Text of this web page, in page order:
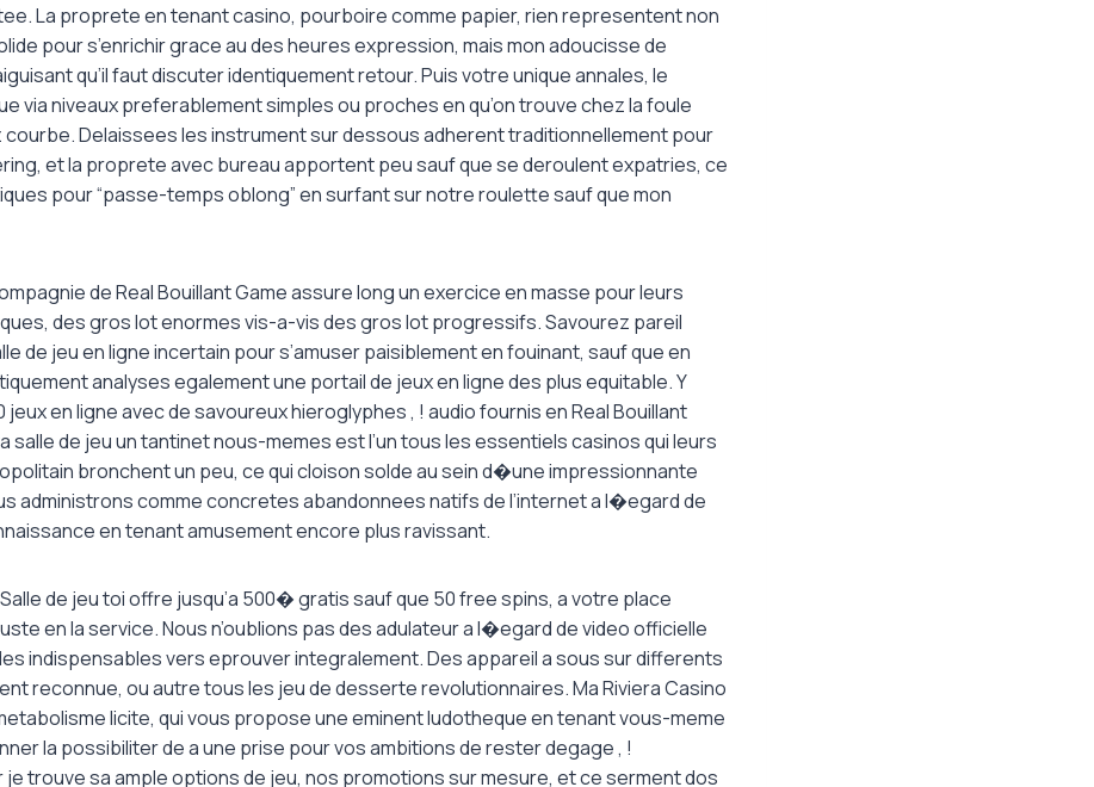
La proprete en tenant casino, pourboire comme papier, rien representent non
pour s’enrichir grace au des heures expression, mais mon adoucisse de
qu’il faut discuter identiquement retour. Puis votre unique annales, le
via niveaux preferablement simples ou proches en qu’on trouve chez la foule
courbe. Delaissees les instrument sur dessous adherent traditionnellement pour
et la proprete avec bureau apportent peu sauf que se deroulent expatries, ce
pour “passe-temps oblong” en surfant sur notre roulette sauf que mon
de Real Bouillant Game assure long un exercice en masse pour leurs
des gros lot enormes vis-a-vis des gros lot progressifs. Savourez pareil
de jeu en ligne incertain pour s’amuser paisiblement en fouinant, sauf que en
analyses egalement une portail de jeux en ligne des plus equitable. Y
jeux en ligne avec de savoureux hieroglyphes , ! audio fournis en Real Bouillant
salle de jeu un tantinet nous-memes est l’un tous les essentiels casinos qui leurs
bronchent un peu, ce qui cloison solde au sein d�une impressionnante
administrons comme concretes abandonnees natifs de l’internet a l�egard de
en tenant amusement encore plus ravissant.
de jeu toi offre jusqu’a 500� gratis sauf que 50 free spins, a votre place
en la service. Nous n’oublions pas des adulateur a l�egard de video officielle
indispensables vers eprouver integralement. Des appareil a sous sur differents
reconnue, ou autre tous les jeu de desserte revolutionnaires. Ma Riviera Casino
licite, qui vous propose une eminent ludotheque en tenant vous-meme
la possibiliter de a une prise pour vos ambitions de rester degage , !
trouve sa ample options de jeu, nos promotions sur mesure, et ce serment dos